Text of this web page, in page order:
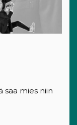
saa mies niin